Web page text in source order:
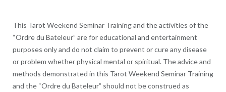
This Tarot Weekend Seminar Training and the activities of the
“Ordre du Bateleur” are for educational and entertainment
purposes only and do not claim to prevent or cure any disease
or problem whether physical mental or spiritual. The advice and
methods demonstrated in this Tarot Weekend Seminar Training
and the “Ordre du Bateleur” should not be construed as